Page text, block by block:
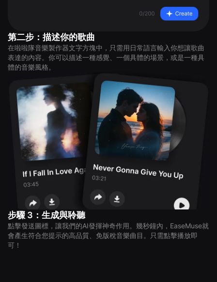
第二步：描述你的歌曲
在啦啦隊音樂製作器文字方塊中，只需用日常語言輸入你想讓歌曲
表達的內容。你可以描述一種感覺、一個具體的場景，或是一種具
體的音樂風格。
步驟 3：生成與聆聽
點擊發送圖標，讓我們的AI發揮神奇作用。幾秒鐘內，EaseMuse就
會產生符合您提示的高品質、免版稅音樂曲目。只需點擊播放即
可！